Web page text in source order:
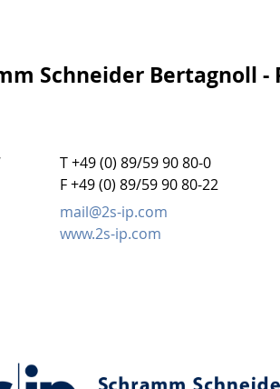
Schneider Bertagnoll
T +49 (0) 89/59 90 80-0
F +49 (0) 89/59 90 80-22
mail@2s-ip.com
www.2s-ip.com